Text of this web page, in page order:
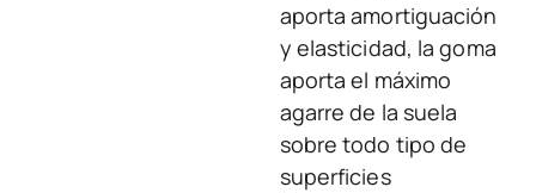
aporta amortiguación
y elasticidad, la goma
aporta el máximo
agarre de la suela
sobre todo tipo de
superficies